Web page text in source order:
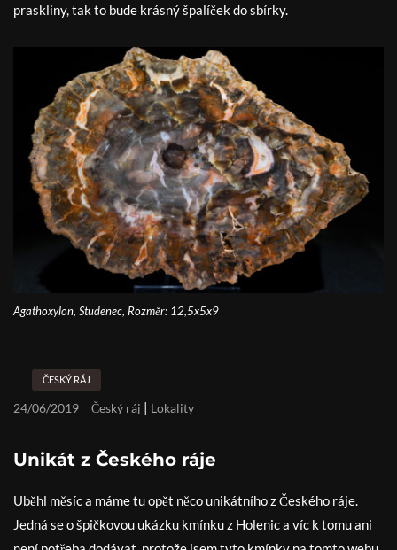
praskliny, tak to bude krásný špalíček do sbírky.
Agathoxylon, Studenec, Rozměr: 12,5x5x9
ČESKÝ RÁJ
24/06/2019 Český ráj | Lokality
Unikát z Českého ráje
Uběhl měsíc a máme tu opět něco unikátního z Českého ráje.
Jedná se o špičkovou ukázku kmínku z Holenic a víc k tomu ani